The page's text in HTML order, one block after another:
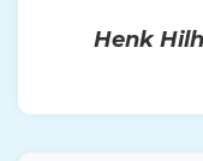
Henk